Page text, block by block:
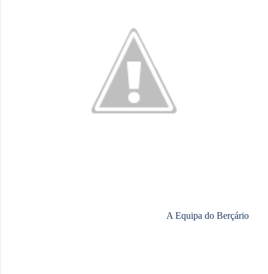
A Equipa do Berçário